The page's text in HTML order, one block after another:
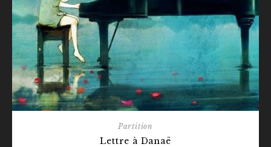
Partition
Lettre à Danaë